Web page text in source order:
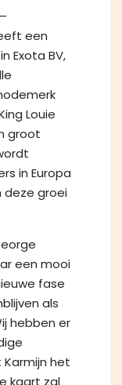
een
Exota BV,
Louie
groot
in Europa
deze groei
een mooi
fase
als
hebben er
het
kaart zal